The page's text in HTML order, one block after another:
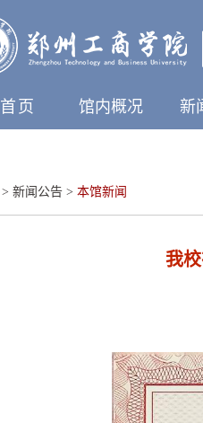
首页 馆内概况 新
> 新闻公告 > 本馆新闻
我